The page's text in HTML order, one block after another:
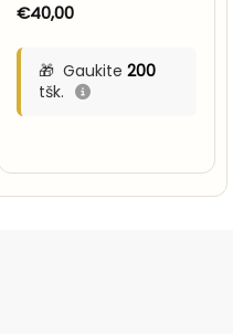
€40,00
Gaukite 200
tšk.